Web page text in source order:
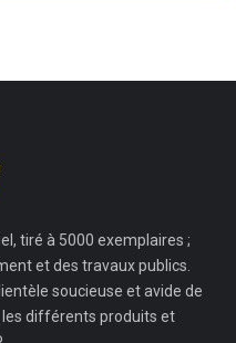
tiré à 5000 exemplaires ;
et des travaux publics.
soucieuse et avide de
les différents produits et